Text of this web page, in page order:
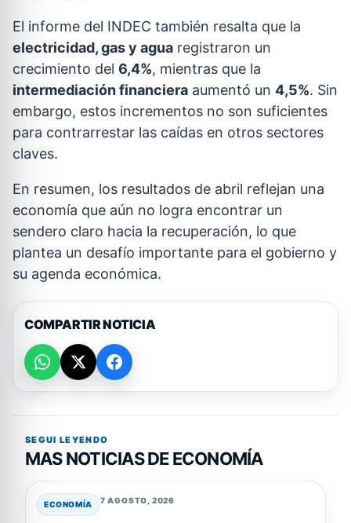
El informe del INDEC también resalta que la
electricidad, gas y agua registraron un
crecimiento del 6,4%, mientras que la
intermediación financiera aumentó un 4,5%. Sin
embargo, estos incrementos no son suficientes
para contrarrestar las caídas en otros sectores
claves.
En resumen, los resultados de abril reflejan una
economía que aún no logra encontrar un
sendero claro hacia la recuperación, lo que
plantea un desafío importante para el gobierno y
su agenda económica.
COMPARTIR NOTICIA
SEGUI LEYENDO
MAS NOTICIAS DE ECONOMÍA
ECONOMÍA 7 AGOSTO, 2026